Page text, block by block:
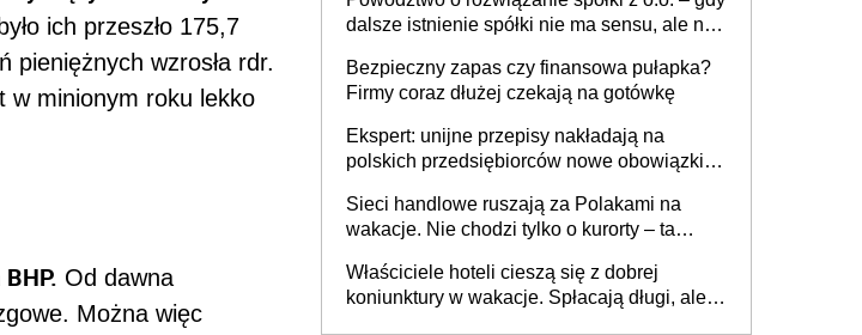
ich przeszło 175,7
pieniężnych wzrosła rdr.
w minionym roku lekko
Od dawna
Można więc
dalsze istnienie spółki nie ma sensu, ale nie
Bezpieczny zapas czy finansowa pułapka?
Firmy coraz dłużej czekają na gotówkę
Ekspert: unijne przepisy nakładają na
polskich przedsiębiorców nowe obowiązki w
Sieci handlowe ruszają za Polakami na
wakacje. Nie chodzi tylko o kurorty – ta
tam, gdzie wielu spędzi urlop po cichu
Właściciele hoteli cieszą się z dobrej
koniunktury w wakacje. Spłacają długi, ale